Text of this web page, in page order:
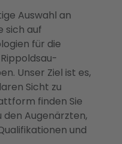
Auswahl an
sich auf
für die
Unser Ziel ist es,
Sicht zu
finden Sie
Augenärzten,
und